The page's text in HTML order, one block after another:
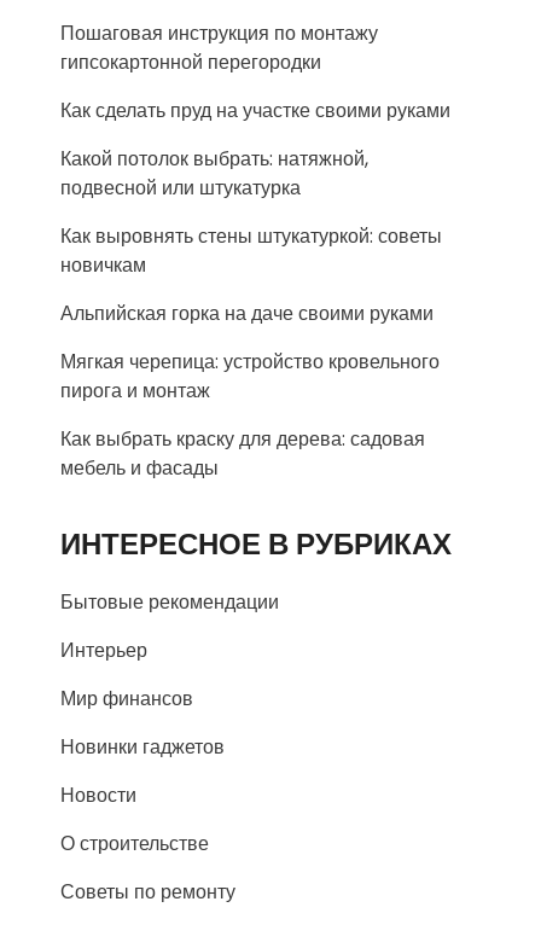
Пошаговая инструкция по монтажу
гипсокартонной перегородки
Как сделать пруд на участке своими руками
Какой потолок выбрать: натяжной,
подвесной или штукатурка
Как выровнять стены штукатуркой: советы
новичкам
Альпийская горка на даче своими руками
Мягкая черепица: устройство кровельного
пирога и монтаж
Как выбрать краску для дерева: садовая
мебель и фасады
ИНТЕРЕСНОЕ В РУБРИКАХ
Бытовые рекомендации
Интерьер
Мир финансов
Новинки гаджетов
Новости
О строительстве
Советы по ремонту